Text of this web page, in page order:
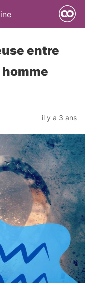
entre
il y a 3 ans